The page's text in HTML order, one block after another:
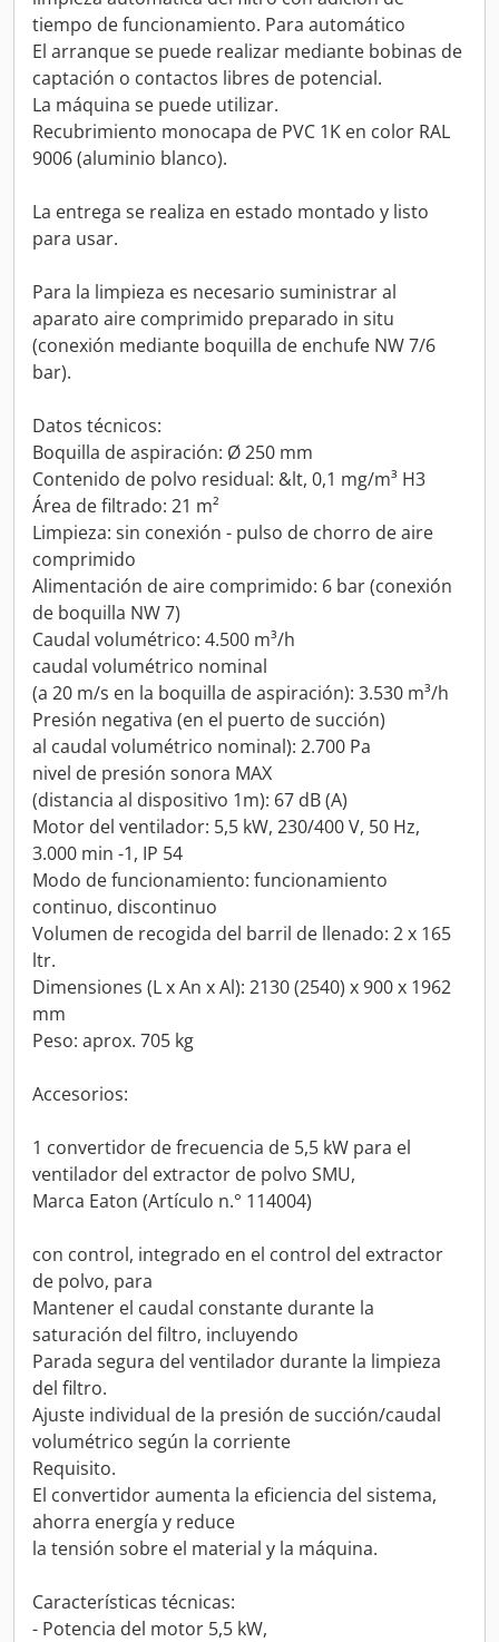
tiempo de funcionamiento. Para automático
El arranque se puede realizar mediante bobinas de
captación o contactos libres de potencial.
La máquina se puede utilizar.
Recubrimiento monocapa de PVC 1K en color RAL
9006 (aluminio blanco).
La entrega se realiza en estado montado y listo
para usar.
Para la limpieza es necesario suministrar al
aparato aire comprimido preparado in situ
(conexión mediante boquilla de enchufe NW 7/6
bar).
Datos técnicos:
Boquilla de aspiración: Ø 250 mm
Contenido de polvo residual: &lt, 0,1 mg/m³ H3
Área de filtrado: 21 m²
Limpieza: sin conexión - pulso de chorro de aire
comprimido
Alimentación de aire comprimido: 6 bar (conexión
de boquilla NW 7)
Caudal volumétrico: 4.500 m³/h
caudal volumétrico nominal
(a 20 m/s en la boquilla de aspiración): 3.530 m³/h
Presión negativa (en el puerto de succión)
al caudal volumétrico nominal): 2.700 Pa
nivel de presión sonora MAX
(distancia al dispositivo 1m): 67 dB (A)
Motor del ventilador: 5,5 kW, 230/400 V, 50 Hz,
3.000 min -1, IP 54
Modo de funcionamiento: funcionamiento
continuo, discontinuo
Volumen de recogida del barril de llenado: 2 x 165
ltr.
Dimensiones (L x An x Al): 2130 (2540) x 900 x 1962
mm
Peso: aprox. 705 kg
Accesorios:
1 convertidor de frecuencia de 5,5 kW para el
ventilador del extractor de polvo SMU,
Marca Eaton (Artículo n.° 114004)
con control, integrado en el control del extractor
de polvo, para
Mantener el caudal constante durante la
saturación del filtro, incluyendo
Parada segura del ventilador durante la limpieza
del filtro.
Ajuste individual de la presión de succión/caudal
volumétrico según la corriente
Requisito.
El convertidor aumenta la eficiencia del sistema,
ahorra energía y reduce
la tensión sobre el material y la máquina.
Características técnicas:
- Potencia del motor 5,5 kW,